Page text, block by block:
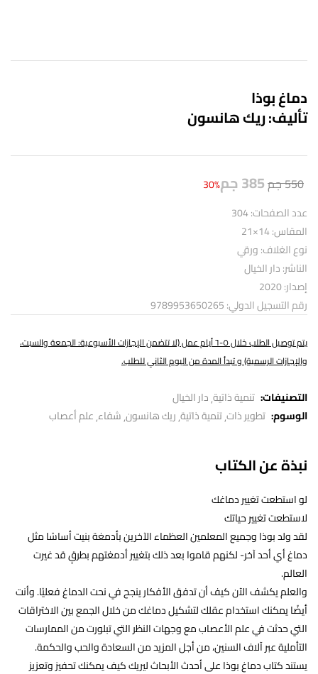
دماغ بوذا
تأليف: ريك هانسون
550جم385جم30%
عدد الصفحات: 304
المقاس: 14×21
نوع الغلاف: ورقي
الناشر: دار الخيال
إصدار: 2020
رقم التسجيل الدولي: 9789953650265
يتم توصيل الطلب خلال ٥-٦ أيام عمل (لا تتضمن الإجازات الأسبوعية: الجمعة والسبت،
والإجازات الرسمية) و تبدأ المدة من اليوم الثاني للطلب.
التصنيفات: تنمية ذاتية دار الخيال
الوسوم: تطوير ذات تنمية ذاتية ريك هانسون شفاء علم أعصاب
نبذة عن الكتاب
لو استطعت تغيير دماغك
لاستطعت تغيير حياتك
لقد ولد بوذا وجميع المعلمين العظماء الآخرين بأدمغة بنيت أساسًا مثل
دماغ أي أحد آخر- لكنهم قاموا بعد ذلك بتغيير أدمغتهم بطرقٍ قد غيرت
العالم.
والعلم يكشف الآن كيف أن تدفق الأفكار ينجح في نحت الدماغ فعليًا. وأنت
أيضًا يمكنك استخدام عقلك لتشكيل دماغك من خلال الجمع بين الاختراقات
التي حدثت في علم الأعصاب مع وجهات النظر التي تبلورت من الممارسات
التأملية عبر آلاف السنين، من أجل المزيد من السعادة والحب والحكمة.
يستند كتاب دماغ بوذا على أحدث الأبحاث ليريك كيف يمكنك تحفيز وتعزيز